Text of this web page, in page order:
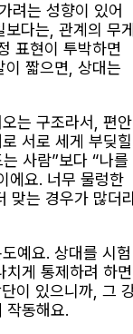
려는 성향이 있어
보다는, 관계의 무
표현이 투박하면
이 짧으면, 상대는
는 구조라서, 편안
서로 세게 부딪힐
사람”보다 “나를
에요. 너무 물렁한
맞는 경우가 많더
예요. 상대를 시험
게 통제하려 하면
이 있으니까, 그
작동해요.